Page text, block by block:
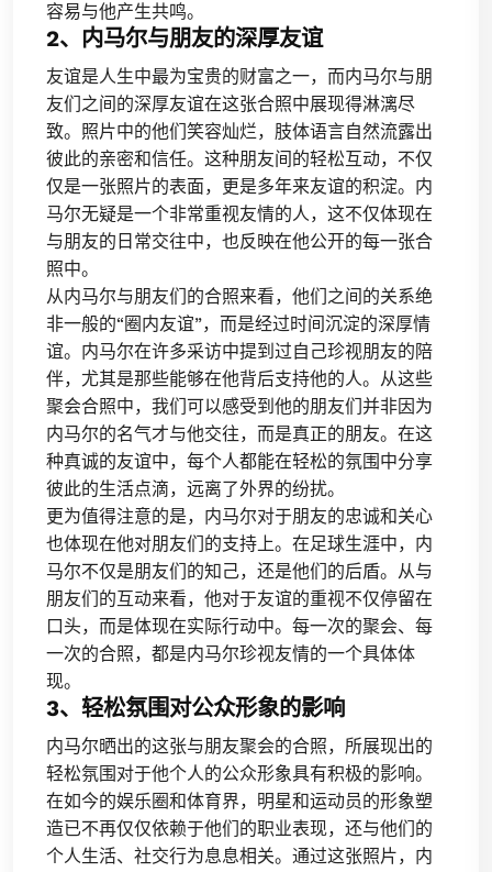
容易与他产生共鸣。
2、内马尔与朋友的深厚友谊
友谊是人生中最为宝贵的财富之一，而内马尔与朋
友们之间的深厚友谊在这张合照中展现得淋漓尽
致。照片中的他们笑容灿烂，肢体语言自然流露出
彼此的亲密和信任。这种朋友间的轻松互动，不仅
仅是一张照片的表面，更是多年来友谊的积淀。内
马尔无疑是一个非常重视友情的人，这不仅体现在
与朋友的日常交往中，也反映在他公开的每一张合
照中。
从内马尔与朋友们的合照来看，他们之间的关系绝
非一般的“圈内友谊”，而是经过时间沉淀的深厚情
谊。内马尔在许多采访中提到过自己珍视朋友的陪
伴，尤其是那些能够在他背后支持他的人。从这些
聚会合照中，我们可以感受到他的朋友们并非因为
内马尔的名气才与他交往，而是真正的朋友。在这
种真诚的友谊中，每个人都能在轻松的氛围中分享
彼此的生活点滴，远离了外界的纷扰。
更为值得注意的是，内马尔对于朋友的忠诚和关心
也体现在他对朋友们的支持上。在足球生涯中，内
马尔不仅是朋友们的知己，还是他们的后盾。从与
朋友们的互动来看，他对于友谊的重视不仅停留在
口头，而是体现在实际行动中。每一次的聚会、每
一次的合照，都是内马尔珍视友情的一个具体体
现。
3、轻松氛围对公众形象的影响
内马尔晒出的这张与朋友聚会的合照，所展现出的
轻松氛围对于他个人的公众形象具有积极的影响。
在如今的娱乐圈和体育界，明星和运动员的形象塑
造已不再仅仅依赖于他们的职业表现，还与他们的
个人生活、社交行为息息相关。通过这张照片，内